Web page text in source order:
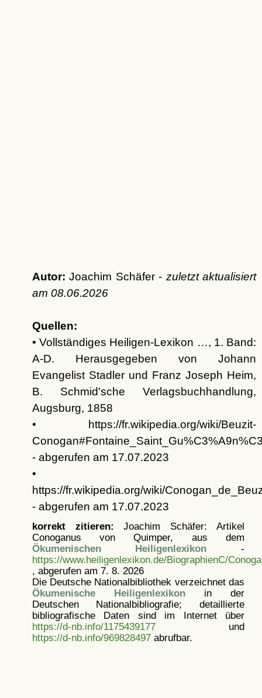
Autor: Joachim Schäfer - zuletzt aktualisiert
am 08.06.2026
Quellen:
• Vollständiges Heiligen-Lexikon …, 1. Band:
A-D. Herausgegeben von Johann
Evangelist Stadler und Franz Joseph Heim,
B. Schmid'sche Verlagsbuchhandlung,
Augsburg, 1858
• https://fr.wikipedia.org/wiki/Beuzit-
- abgerufen am 17.07.2023
•
https://fr.wikipedia.org/wiki/
- abgerufen am 17.07.2023
korrekt zitieren: Joachim Schäfer: Artikel
Conoganus von Quimper, aus dem
Ökumenischen Heiligenlexikon -
https://www.heiligenlexikon.de/BiographienC/
, abgerufen am 7. 8. 2026
Die Deutsche Nationalbibliothek verzeichnet das
Ökumenische Heiligenlexikonin der
Deutschen Nationalbibliografie; detaillierte
bibliografische Daten sind im Internet über
https://d-nb.info/1175439177und
https://d-nb.info/969828497abrufbar.